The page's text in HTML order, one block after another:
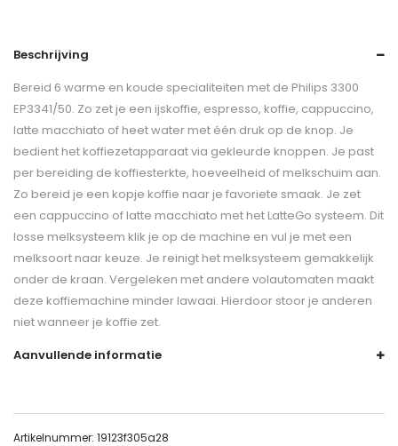
Beschrijving
Bereid 6 warme en koude specialiteiten met de Philips 3300
EP3341/50. Zo zet je een ijskoffie, espresso, koffie, cappuccino,
latte macchiato of heet water met één druk op de knop. Je
bedient het koffiezetapparaat via gekleurde knoppen. Je past
per bereiding de koffiesterkte, hoeveelheid of melkschuim aan.
Zo bereid je een kopje koffie naar je favoriete smaak. Je zet
een cappuccino of latte macchiato met het LatteGo systeem. Dit
losse melksysteem klik je op de machine en vul je met een
melksoort naar keuze. Je reinigt het melksysteem gemakkelijk
onder de kraan. Vergeleken met andere volautomaten maakt
deze koffiemachine minder lawaai. Hierdoor stoor je anderen
niet wanneer je koffie zet.
Aanvullende informatie
Artikelnummer: 19123f305a28